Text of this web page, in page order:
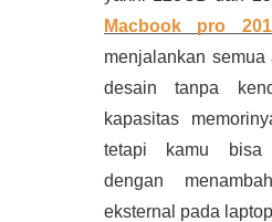
Macbook pro
menjalankan
desain tanpa
kapasitas
tetapi kamu bisa
dengan
eksternal pada